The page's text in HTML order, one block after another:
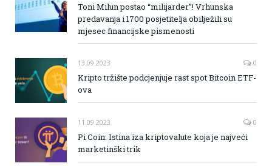
Toni Milun postao “milijarder”! Vrhunska
predavanja i 1700 posjetitelja obilježili su
mjesec financijske pismenosti
13.09.2023 0
Kripto tržište podcjenjuje rast spot Bitcoin ETF-
ova
11.09.2023 0
Pi Coin: Istina iza kriptovalute koja je najveći
marketinški trik